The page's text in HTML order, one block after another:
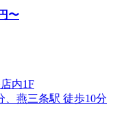
円〜
内1F
、燕三条駅 徒歩10分